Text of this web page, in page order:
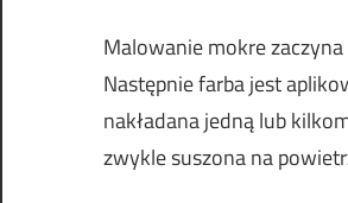
Malowanie mokre
Następnie farba jest
nakładana jedną lub
zwykle suszona na